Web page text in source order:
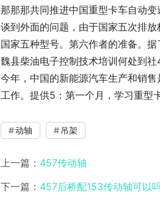
那那那共同推进中国重型卡车自动变
谈到外面的问题，由于国家五次排
国家五种型号。第六作者的准备。
魏县柴油电子控制技术培训何处到
今年，中国的新能源汽车生产和销
工作。提供5：第一个月，学习重型
动轴 吊架
上一篇： 457传动轴
下一篇： 457后桥配153传动轴可以